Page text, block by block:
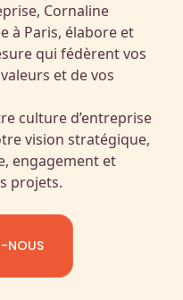
Cornaline
à Paris, élabore et
qui fédèrent vos
et de vos
culture d’entreprise
vision stratégique,
engagement et
projets.
NOUS